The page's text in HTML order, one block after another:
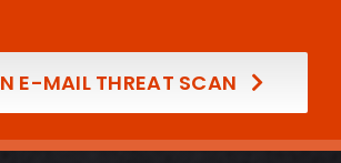
E-MAIL THREAT SCAN